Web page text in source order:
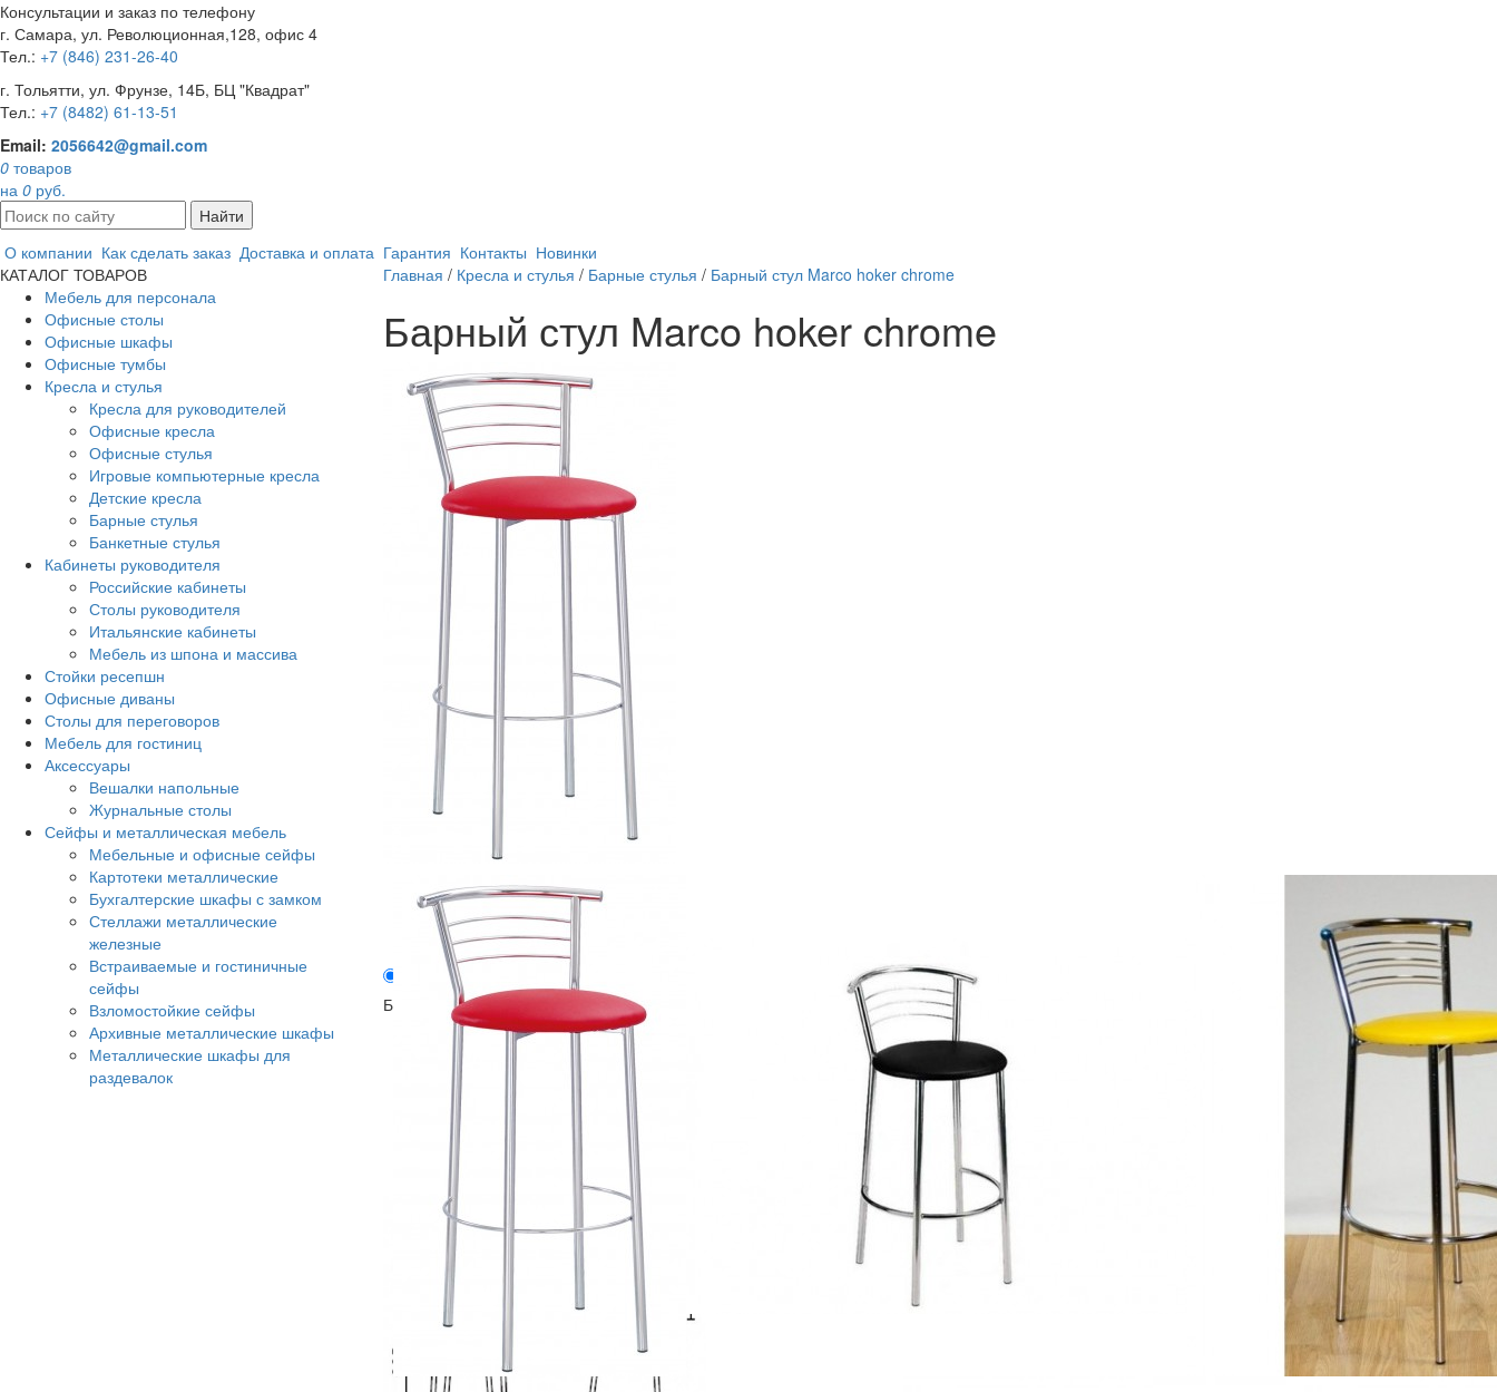
Консультации и заказ по телефону
г. Самара, ул. Революционная,128, офис 4
Тел.: +7 (846) 231-26-40
г. Тольятти, ул. Фрунзе, 14Б, БЦ "Квадрат"
Тел.: +7 (8482) 61-13-51
Email: 2056642@gmail.com
0 товаров
на 0 руб.
Найти
О компании Как сделать заказ Доставка и оплата Гарантия Контакты Новинки
КАТАЛОГ ТОВАРОВ
Мебель для персонала
Офисные столы
Офисные шкафы
Офисные тумбы
Кресла и стулья
Кресла для руководителей
Офисные кресла
Офисные стулья
Игровые компьютерные кресла
Детские кресла
Барные стулья
Банкетные стулья
Кабинеты руководителя
Российские кабинеты
Столы руководителя
Итальянские кабинеты
Мебель из шпона и массива
Стойки ресепшн
Офисные диваны
Столы для переговоров
Мебель для гостиниц
Аксессуары
Вешалки напольные
Журнальные столы
Сейфы и металлическая мебель
Мебельные и офисные сейфы
Картотеки металлические
Бухгалтерские шкафы с замком
Стеллажи металлические
железные
Встраиваемые и гостиничные
сейфы
Взломостойкие сейфы
Архивные металлические шкафы
Металлические шкафы для
раздевалок
Главная / Кресла и стулья / Барные стулья / Барный стул Marco hoker chrome
Барный стул Marco hoker chrome
Описание
Модели серии
Барные стулья Marco hoker chome RU надежны, просты в уходе и отличаются невысокой ценой.
Каркас стула - металлический из хромированной стали.
Обивка сиденья выполнена из высококачественной и устойчивой к истиранию искусственной кожи.
Пластиковые заглушки защищают поверхность пола от повреждений.
Барные стулья Marco hoker chome RU идеально подойдут для баров и кафе с большим количеством посетителей
благодаря отличным эксплуатационным свойствам.
Ограничение по весу - 120 кг.
Гарантия - 12 месяцев.